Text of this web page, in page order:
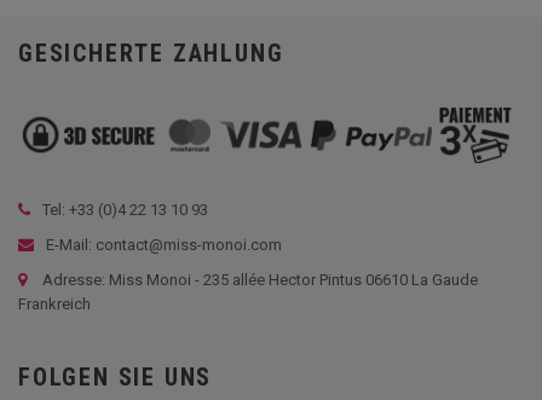
GESICHERTE ZAHLUNG
Tel: +33 (0)4 22 13 10 93
E-Mail: contact@miss-monoi.com
Adresse: Miss Monoi - 235 allée Hector Pintus 06610 La Gaude
Frankreich
FOLGEN SIE UNS